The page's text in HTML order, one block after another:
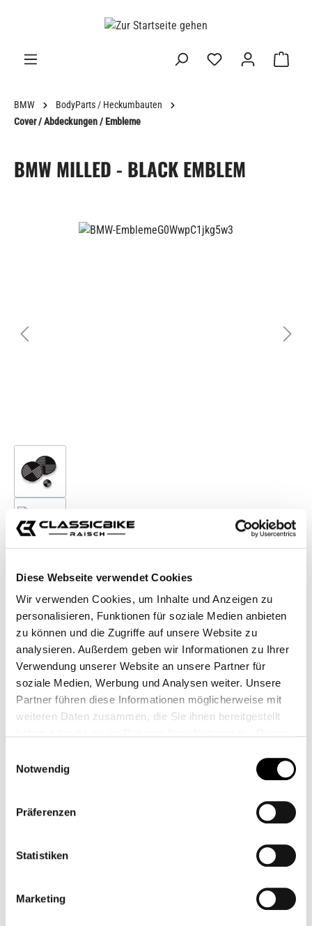
Diese Webseite verwendet Cookies
Wir verwenden Cookies, um Inhalte und Anzeigen zu
personalisieren, Funktionen für soziale Medien anbieten
zu können und die Zugriffe auf unsere Website zu
analysieren. Außerdem geben wir Informationen zu Ihrer
Verwendung unserer Website an unsere Partner für
soziale Medien, Werbung und Analysen weiter. Unsere
Partner führen diese Informationen möglicherweise mit
weiteren Daten zusammen, die Sie ihnen bereitgestellt
Notwendig
Präferenzen
Statistiken
Marketing
BMW
BodyParts / Heckumbauten
Cover / Abdeckungen / Embleme
BMW MILLED - BLACK EMBLEM
Bildergalerie überspringen